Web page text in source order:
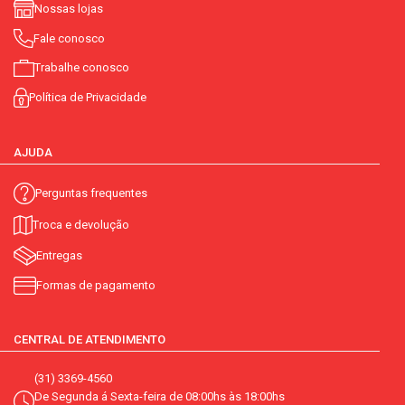
Nossas lojas
Fale conosco
Trabalhe conosco
Política de Privacidade
AJUDA
Perguntas frequentes
Troca e devolução
Entregas
Formas de pagamento
CENTRAL DE ATENDIMENTO
(31) 3369-4560
De Segunda á Sexta-feira de 08:00hs às 18:00hs